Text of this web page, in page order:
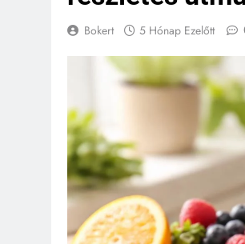
Bokert 5 Hónap Ezelőtt